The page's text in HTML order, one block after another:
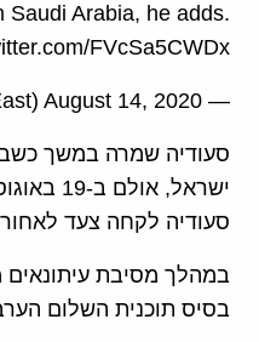
Saudi Arabia, he adds.
FVcSa5CWDx
— CNBC Middle East (@CNBCMiddleEast) August 14, 2020
סעודיה שמרה במשך
סעודיה לקחה צעד
במהלך מסיבת
בסיס תוכנית השלום